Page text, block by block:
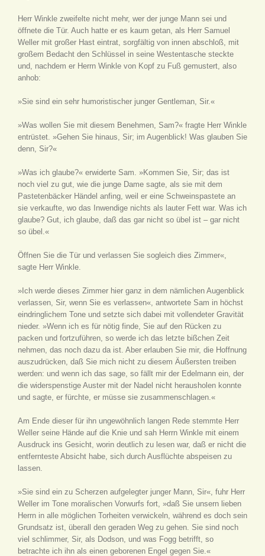
Herr Winkle zweifelte nicht mehr, wer der junge Mann sei und
öffnete die Tür. Auch hatte er es kaum getan, als Herr Samuel
Weller mit großer Hast eintrat, sorgfältig von innen abschloß, mit
großem Bedacht den Schlüssel in seine Westentasche steckte
und, nachdem er Herrn Winkle von Kopf zu Fuß gemustert, also
anhob:
»Sie sind ein sehr humoristischer junger Gentleman, Sir.«
»Was wollen Sie mit diesem Benehmen, Sam?« fragte Herr Winkle
entrüstet. »Gehen Sie hinaus, Sir; im Augenblick! Was glauben Sie
denn, Sir?«
»Was ich glaube?« erwiderte Sam. »Kommen Sie, Sir; das ist
noch viel zu gut, wie die junge Dame sagte, als sie mit dem
Pastetenbäcker Händel anfing, weil er eine Schweinspastete an
sie verkaufte, wo das Inwendige nichts als lauter Fett war. Was ich
glaube? Gut, ich glaube, daß das gar nicht so übel ist – gar nicht
so übel.«
Öffnen Sie die Tür und verlassen Sie sogleich dies Zimmer«,
sagte Herr Winkle.
»Ich werde dieses Zimmer hier ganz in dem nämlichen Augenblick
verlassen, Sir, wenn Sie es verlassen«, antwortete Sam in höchst
eindringlichem Tone und setzte sich dabei mit vollendeter Gravität
nieder. »Wenn ich es für nötig finde, Sie auf den Rücken zu
packen und fortzuführen, so werde ich das letzte bißchen Zeit
nehmen, das noch dazu da ist. Aber erlauben Sie mir, die Hoffnung
auszudrücken, daß Sie mich nicht zu diesem Äußersten treiben
werden: und wenn ich das sage, so fällt mir der Edelmann ein, der
die widerspenstige Auster mit der Nadel nicht herausholen konnte
und sagte, er fürchte, er müsse sie zusammenschlagen.«
Am Ende dieser für ihn ungewöhnlich langen Rede stemmte Herr
Weller seine Hände auf die Knie und sah Herrn Winkle mit einem
Ausdruck ins Gesicht, worin deutlich zu lesen war, daß er nicht die
entfernteste Absicht habe, sich durch Ausflüchte abspeisen zu
lassen.
»Sie sind ein zu Scherzen aufgelegter junger Mann, Sir«, fuhr Herr
Weller im Tone moralischen Vorwurfs fort, »daß Sie unsern lieben
Herrn in alle möglichen Torheiten verwickeln, während es doch sein
Grundsatz ist, überall den geraden Weg zu gehen. Sie sind noch
viel schlimmer, Sir, als Dodson, und was Fogg betrifft, so
betrachte ich ihn als einen geborenen Engel gegen Sie.«